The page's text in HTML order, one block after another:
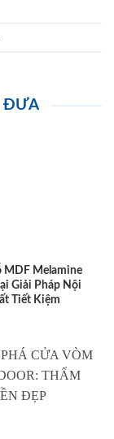
ĐƯA
MDF Melamine
Giải Pháp Nội
Tiết Kiệm